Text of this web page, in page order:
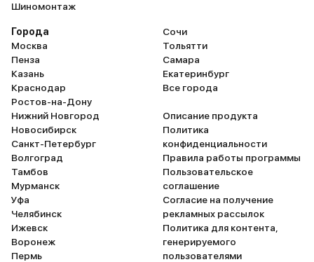
Шиномонтаж
Города
Москва
Пенза
Казань
Краснодар
Ростов-на-Дону
Нижний Новгород
Новосибирск
Санкт-Петербург
Волгоград
Тамбов
Мурманск
Уфа
Челябинск
Ижевск
Воронеж
Пермь
Сочи
Тольятти
Самара
Екатеринбург
Все города
Описание продукта
Политика
конфиденциальности
Правила работы программы
Пользовательское
соглашение
Согласие на получение
рекламных рассылок
Политика для контента,
генерируемого
пользователями